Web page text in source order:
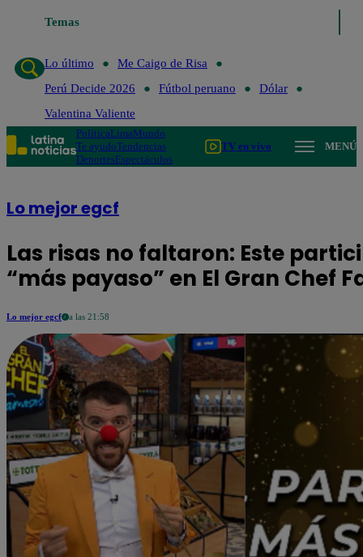
Temas
Lo último
Me Caigo de Risa
Perú Decide 2026
Fútbol peruano
Dólar
Valentina Valiente
PolíticaLimaMundo
Te ayudoTendencias
DeportesEspectáculos
TV en vivo MENÚ
Lo mejor egcf
Las risas no faltaron: Este
“más payaso” en El Gran Chef
Lo mejor egcf a las 21:58